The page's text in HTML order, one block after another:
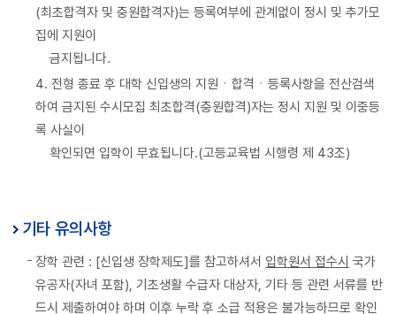
(최초합격자 및 충원합격자)는 등록여부에 관계없이 정시 및 추가모
집에 지원이
금지됩니다.
4. 전형 종료 후 대학 신입생의 지원ㆍ합격ㆍ등록사항을 전산검색
하여 금지된 수시모집 최초합격(충원합격)자는 정시 지원 및 이중등
록 사실이
확인되면 입학이 무효됩니다.(고등교육법 시행령 제 43조)
기타 유의사항
장학 관련 : [신입생 장학제도]를 참고하셔서 입학원서 접수시 국가
유공자(자녀 포함), 기초생활 수급자 대상자, 기타 등 관련 서류를 반
드시 제출하여야 하며 이후 누락 후 소급 적용은 불가능하므로 확인